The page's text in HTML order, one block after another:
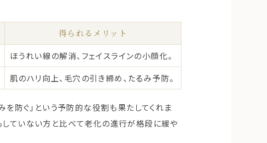
得られるメリット
ほうれい線の解消、フェイスラインの小顔化。
肌のハリ向上、毛穴の引き締め、たるみ予防。
を防ぐ」という予防的な役割も果たしてくれま
していない方と比べて老化の進行が格段に緩や